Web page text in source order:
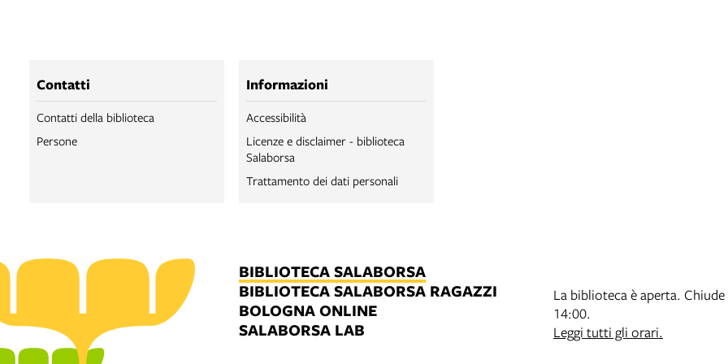
Contatti
Contatti della biblioteca
Persone
Informazioni
Accessibilità
Licenze e disclaimer - biblioteca
Salaborsa
Trattamento dei dati personali
BIBLIOTECA SALABORSA
BIBLIOTECA SALABORSA RAGAZZI
BOLOGNA ONLINE
SALABORSA LAB
La biblioteca è aperta. Chiude
14:00.
Leggi tutti gli orari.